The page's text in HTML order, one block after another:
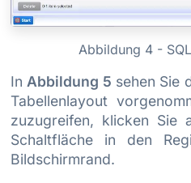
Abbildung 4 -
In Abbildung 5 sehen Sie
Tabellenlayout
zuzugreifen, klicken
Schaltfläche in den
Bildschirmrand.